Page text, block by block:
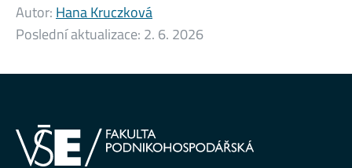
Autor: Hana Kruczková
Poslední aktualizace: 2. 6. 2026